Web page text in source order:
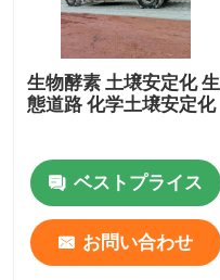
生物酵素 土壌安定化 生
態道路 化学土壌安定化
ベストプライス
お問い合わせ